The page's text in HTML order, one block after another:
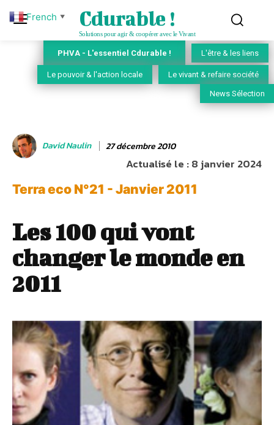
Cdurable !
Solutions pour agir & coopérer avec le Vivant
PHVA - L'essentiel Cdurable ! L'être & les liens
Le pouvoir & l'action locale Le vivant & refaire société
News Sélection
David Naulin 27 décembre 2010
Actualisé le :8 janvier 2024
Terra eco N°21 - Janvier 2011
Les 100 qui vont
changer le monde en
2011
French ▼